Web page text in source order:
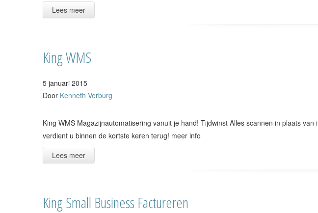
Lees meer
King WMS
5 januari 2015
Door Kenneth Verburg
King WMS Magazijnautomatisering vanuit je hand! Tijdwinst Alles scannen in plaats
verdient u binnen de kortste keren terug! meer info
Lees meer
King Small Business Factureren